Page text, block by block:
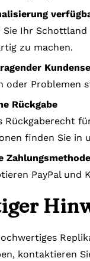
Sie Ihr
zu machen.
oder Problemen
Rückgabe
Rückgaberecht
finden Sie in
PayPal und
kontaktieren